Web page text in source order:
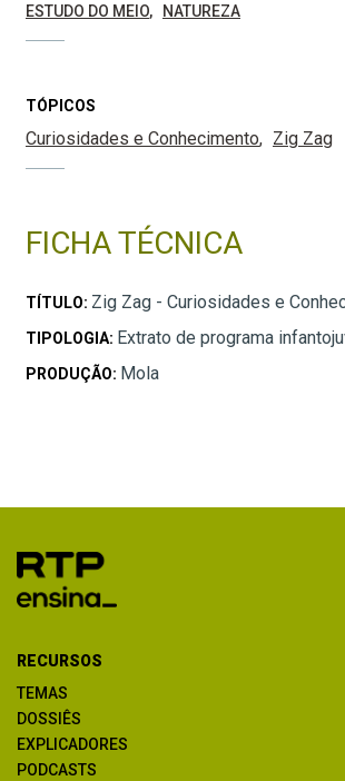
ESTUDO DO MEIO
NATUREZA
TÓPICOS
Curiosidades e Conhecimento Zig Zag
FICHA TÉCNICA
TÍTULO: Zig Zag - Curiosidades e
TIPOLOGIA: Extrato de programa
PRODUÇÃO: Mola
RECURSOS
TEMAS
DOSSIÊS
EXPLICADORES
PODCASTS